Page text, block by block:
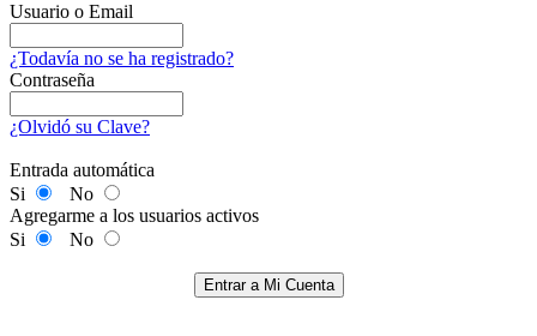
Usuario o Email
¿Todavía no se ha registrado?
Contraseña
¿Olvidó su Clave?
Entrada automática
Si
No
Agregarme a los usuarios activos
Si
No
Entrar a Mi Cuenta